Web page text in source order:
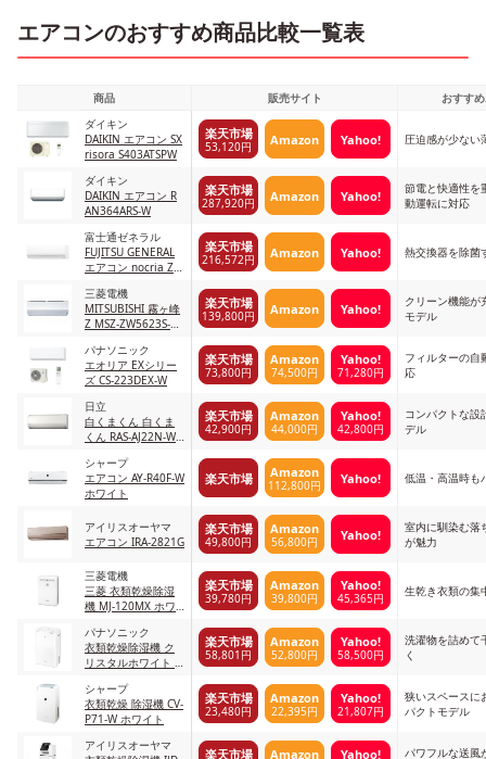
エアコンのおすすめ商品比較一覧表
商品 販売サイト
おすす
ダイキン
DAIKIN エアコン SX
risora S403ATSPW
楽天市場
53,120円 Amazon Yahoo! 圧迫感が少ない
ダイキン
DAIKIN エアコン R
AN364ARS-W
楽天市場
287,920円 Amazon Yahoo!
節電と快適性を
動運転に対応
富士通ゼネラル
FUJITSU GENERAL
エアコン nocria Z
楽天市場
216,572円 Amazon Yahoo! 熱交換器を除菌
三菱電機
MITSUBISHI 霧ヶ峰
Z MSZ-ZW5623S-W
楽天市場
139,800円 Amazon Yahoo!
クリーン機能が
モデル
パナソニック
エオリア EXシリー
ズ CS-223DEX-W
楽天市場
73,800円
Amazon
74,500円
Yahoo!
71,280円
フィルターの自
応
日立
白くまくん 白くま
くん RAS-AJ22N-W
楽天市場
42,900円
Amazon
44,000円
Yahoo!
42,800円
コンパクトな設
デル
シャープ
エアコン AY-R40F-W
ホワイト
楽天市場 Amazon
112,800円 Yahoo! 低温・高温時も
アイリスオーヤマ
エアコン IRA-2821G
楽天市場
49,800円
Amazon
56,800円 Yahoo!
室内に馴染む落
が魅力
三菱電機
三菱 衣類乾燥除湿
機 MJ-120MX ホワ
楽天市場
39,780円
Amazon
39,800円
Yahoo!
45,365円 生乾き衣類の集
パナソニック
衣類乾燥除湿機 ク
リスタルホワイト F-
タルホワイト
楽天市場
58,801円
Amazon
52,800円
Yahoo!
58,500円
洗濯物を詰めて
く
シャープ
衣類乾燥 除湿機 CV-
P71-W ホワイト
楽天市場
23,480円
Amazon
22,395円
Yahoo!
21,807円
狭いスペースに
パクトモデル
アイリスオーヤマ
楽天市場 Amazon Yahoo! パワフルな送風